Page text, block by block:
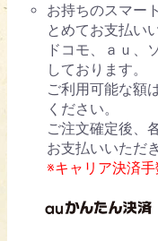
お持ちのスマー
とめてお支払い
ドコモ、ａｕ、
しております。
ご利用可能な額
ください。
ご注文確定後、
お支払いいただ
※キャリア決済手